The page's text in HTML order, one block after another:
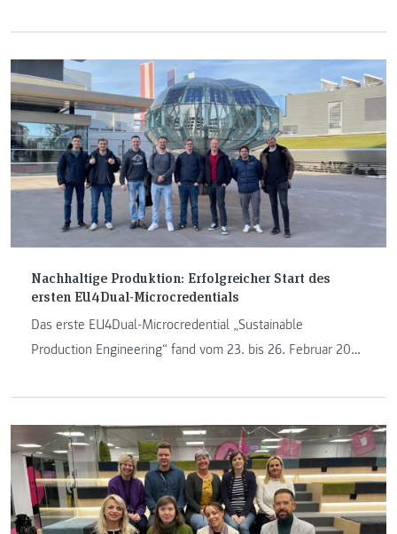
Nachhaltige Produktion: Erfolgreicher Start des
ersten EU4Dual-Microcredentials
Das erste EU4Dual-Microcredential „Sustainable
Production Engineering“ fand vom 23. bis 26. Februar 2026